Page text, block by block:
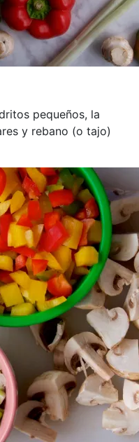
pequeños, la
y rebano (o tajo)